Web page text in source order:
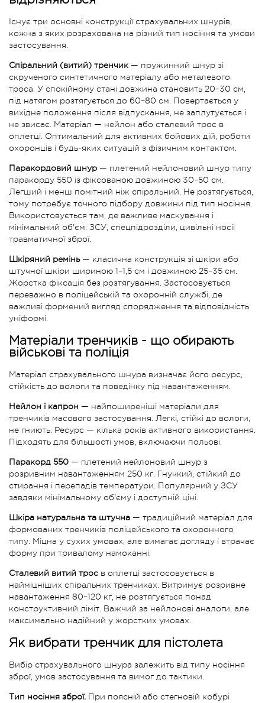
Існує три основні конструкції страхувальних шнурів,
кожна з яких розрахована на різний тип носіння та умови
застосування.
Спіральний (витий) тренчик — пружинний шнур зі
скрученого синтетичного матеріалу або металевого
троса. У спокійному стані довжина становить 20–30 см,
під натягом розтягується до 60–80 см. Повертається у
вихідне положення після відпускання, не заплутується і
не звисає. Матеріал — нейлон або сталевий трос в
оплетці. Оптимальний для активних бойових дій, роботи
охоронців і будь-яких ситуацій з фізичним контактом.
Паракордовий шнур — плетений нейлоновий шнур типу
паракорду 550 із фіксованою довжиною 30–50 см.
Легший і менш помітний ніж спіральний. Не розтягується,
тому потребує точного підбору довжини під тип носіння.
Використовується там, де важливе маскування і
мінімальний об'єм: ЗСУ, спецпідрозділи, цивільні носії
травматичної зброї.
Шкіряний ремінь— класична конструкція зі шкіри або
штучної шкіри шириною 1–1,5 см і довжиною 25–35 см.
Жорстка фіксація без розтягування. Застосовується
переважно в поліцейській та охоронній службі, де
важливі формений вигляд спорядження та відповідність
уніформі.
Матеріали тренчиків - що обирають
військові та поліція
Матеріал страхувального шнура визначає його ресурс,
стійкість до вологи та поведінку під навантаженням.
Нейлон і капрон — найпоширеніші матеріали для
тренчиків масового застосування. Легкі, стійкі до вологи,
не гниють. Ресурс — кілька років активного використання.
Підходять для більшості умов, включаючи польові.
Паракорд 550 — плетений нейлоновий шнур з
розривним навантаженням 250 кг. Гнучкий, стійкий до
стирання і перепадів температури. Популярний у ЗСУ
завдяки мінімальному об'єму і доступній ціні.
Шкіра натуральна та штучна — традиційний матеріал для
формованих тренчиків поліцейського та охоронного
типу. Міцна у сухих умовах, але вимагає догляду і втрачає
форму при тривалому намоканні.
Сталевий витий трос в оплетці застосовується в
найміцніших спіральних тренчиках. Витримує розривне
навантаження 80–120 кг, не розтягується понад
конструктивний ліміт. Важчий за нейлонові аналоги, але
максимально надійний у жорстких умовах.
Як вибрати тренчик для пістолета
Вибір страхувального шнура залежить від типу носіння
зброї, умов застосування та вимог до тактики.
Тип носіння зброї. При поясній або стегновій кобурі